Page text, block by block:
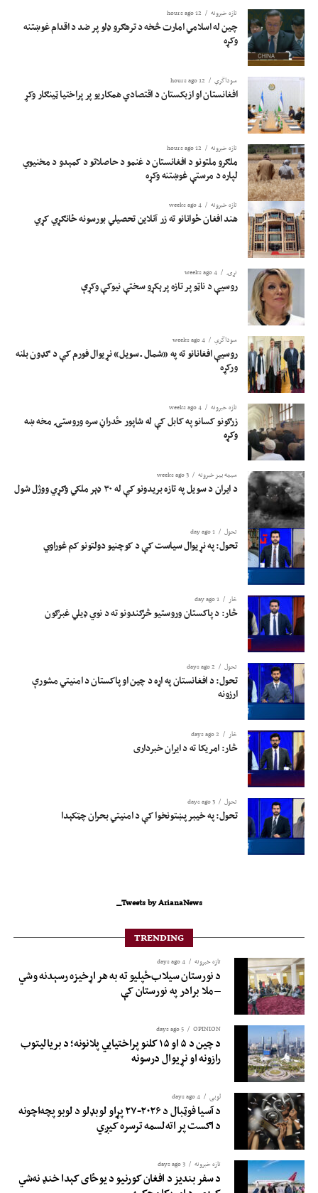
تازه خبرونه 12 hours ago
چین له اسلامي امارت څخه د ترهګرو ډلو پر ضد د اقدام غوښتنه
وکړه
سوداگري 12 hours ago
افغانستان او ازبکستان د اقتصادي همکاریو پر پراختیا ټینګار وکړ
تازه خبرونه 12 hours ago
ملګرو ملتونو د افغانستان د غنمو د حاصلاتو د کمېدو د مخنیوي
لپاره د مرستې غوښتنه وکړه
تازه خبرونه 4 weeks ago
هند افغان ځوانانو ته زر آنلاین تحصیلي بورسونه ځانګړي کړي
نړۍ 4 weeks ago
روسیې د ناټو پر تازه پرېکړو سختې نیوکې وکړې
سوداگري 4 weeks ago
روسیې افغانانو ته په «شمال ـ سویل» نړیوال فورم کې د ګډون بلنه
ورکړه
تازه خبرونه 4 weeks ago
زرګونو کسانو په کابل کې له شاپور ځدراڼ سره وروستۍ مخه ښه
وکړه
سیمه ییز خبرونه 3 weeks ago
د ایران د سویل په تازه بریدونو کې له ۳۰ ډېر ملکي وګړي ووژل شول
تحول 1 day ago
تحول: په نړیوال سیاست کې د کوچنیو دولتونو کم غوراوي
څار 1 day ago
څار: د پاکستان وروستیو څرګندونو ته د نوي ډیلي غبرګون
تحول 2 days ago
تحول: د افغانستان په اړه د چین او پاکستان د امنیتي مشورې
ارزونه
څار 2 days ago
څار: امریکا ته د ایران خبرداری
تحول 3 days ago
تحول: په خیبر پښتونخوا کې د امنیتي بحران چټکېدا
Tweets by ArianaNews_
TRENDING
تازه خبرونه 4 days ago
د نورستان سیلاب‌ځپلیو ته به هر اړخیزه رسېدنه وشي
– ملا برادر په نورستان کې
OPINION
5 days ago
د چین د ۵ او ۱۵ کلنو پراختیايي پلانونه؛ د بريالیتوب
رازونه او نړيوال درسونه
لوبی 4 days ago
د آسیا فوټبال د ۲۰۲۶-۲۷ پړاو لوبډلو د لوبو پچه‌اچونه
د اګست پر اته‌لسمه ترسره کیږي
تازه خبرونه 3 days ago
د سفر بندیز د افغان کورنیو د یوځای کېدا خنډ نه‌شي